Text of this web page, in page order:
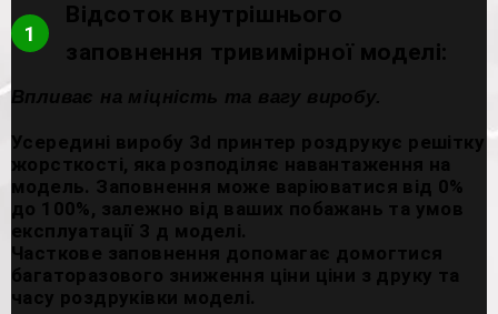
1
Відсоток внутрішнього
заповнення тривимірної моделі:
Впливає на міцність та вагу виробу.
Усередині виробу 3d принтер роздрукує решітку
жорсткості, яка розподіляє навантаження на
модель. Заповнення може варіюватися від 0%
до 100%, залежно від ваших побажань та умов
експлуатації 3 д моделі.
Часткове заповнення допомагає домогтися
багаторазового зниження ціни ціни з друку та
часу роздруківки моделі.